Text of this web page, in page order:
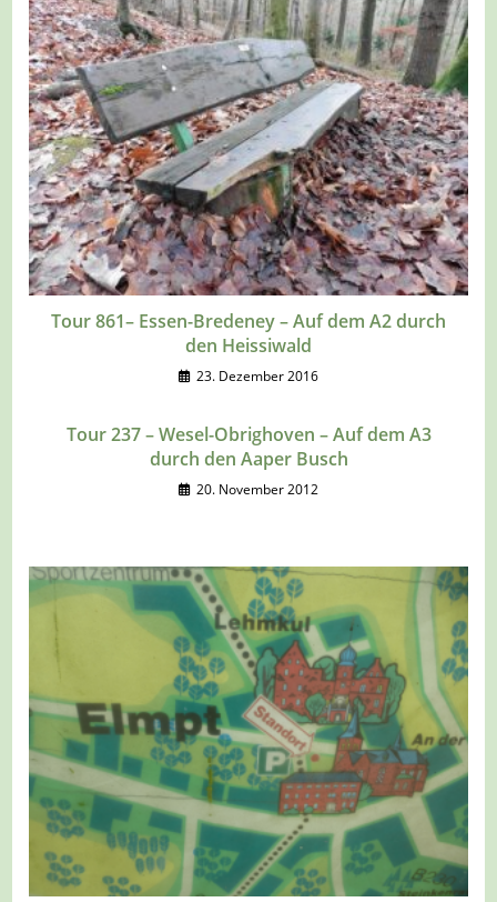
Tour 861– Essen-Bredeney – Auf dem A2 durch
den Heissiwald
23. Dezember 2016
Tour 237 – Wesel-Obrighoven – Auf dem A3
durch den Aaper Busch
20. November 2012